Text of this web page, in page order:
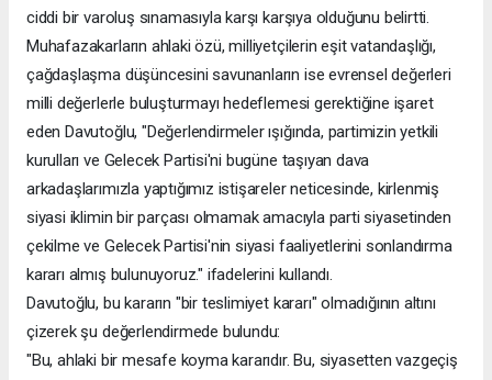
ciddi bir varoluş sınamasıyla karşı karşıya olduğunu belirtti.
Muhafazakarların ahlaki özü, milliyetçilerin eşit vatandaşlığı,
çağdaşlaşma düşüncesini savunanların ise evrensel değerleri
milli değerlerle buluşturmayı hedeflemesi gerektiğine işaret
eden Davutoğlu, "Değerlendirmeler ışığında, partimizin yetkili
kurulları ve Gelecek Partisi'ni bugüne taşıyan dava
arkadaşlarımızla yaptığımız istişareler neticesinde, kirlenmiş
siyasi iklimin bir parçası olmamak amacıyla parti siyasetinden
çekilme ve Gelecek Partisi'nin siyasi faaliyetlerini sonlandırma
kararı almış bulunuyoruz." ifadelerini kullandı.
Davutoğlu, bu kararın "bir teslimiyet kararı" olmadığının altını
çizerek şu değerlendirmede bulundu:
"Bu, ahlaki bir mesafe koyma kararıdır. Bu, siyasetten vazgeçiş